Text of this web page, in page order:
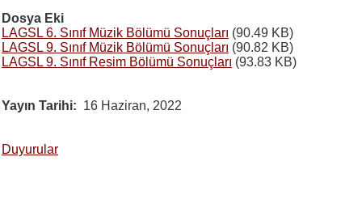
Dosya Eki
LAGSL 6. Sınıf Müzik Bölümü Sonuçları (90.49 KB)
LAGSL 9. Sınıf Müzik Bölümü Sonuçları (90.82 KB)
LAGSL 9. Sınıf Resim Bölümü Sonuçları (93.83 KB)
Yayın Tarihi 16 Haziran, 2022
Duyurular